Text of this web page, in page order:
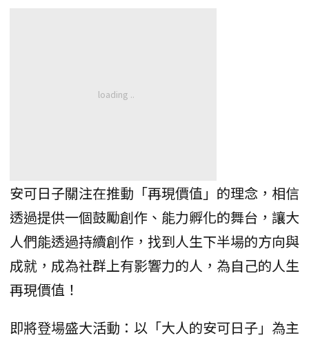
安可日子關注在推動「再現價值」的理念，相信
透過提供一個鼓勵創作、能力孵化的舞台，讓大
人們能透過持續創作，找到人生下半場的方向與
成就，成為社群上有影響力的人，為自己的人生
再現價值！
即將登場盛大活動：以「大人的安可日子」為主